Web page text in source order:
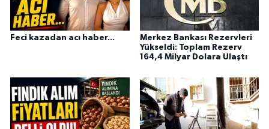
Feci kazadan acı haber...
Merkez Bankası Rezervleri
Yükseldi: Toplam Rezerv
164,4 Milyar Dolara Ulaştı